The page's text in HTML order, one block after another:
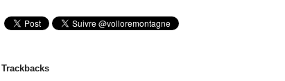
Trackbacks